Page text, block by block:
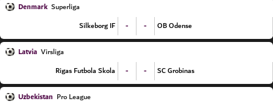
Denmark Superliga
Silkeborg IF
- - OB Odense
Latvia Virsliga
Rigas Futbola Skola
- - SC Grobinas
Uzbekistan Pro League